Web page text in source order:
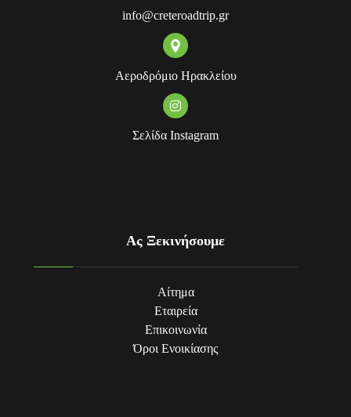
info@creteroadtrip.gr
Αεροδρόμιο Ηρακλείου
Σελίδα Instagram
Ας Ξεκινήσουμε
Αίτημα
Εταιρεία
Επικοινωνία
Όροι Eνοικίασης